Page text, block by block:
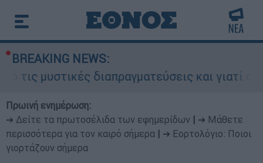
BREAKING NEWS:
μυστικές διαπραγματεύσεις και γιατί
Πρωινή ενημέρωση:
➔ Δείτε τα πρωτοσέλιδα των εφημερίδων
➔ Μάθετε
περισσότερα για τον καιρό σήμερα
➔ Εορτολόγιο: Ποιοι
γιορτάζουν σήμερα